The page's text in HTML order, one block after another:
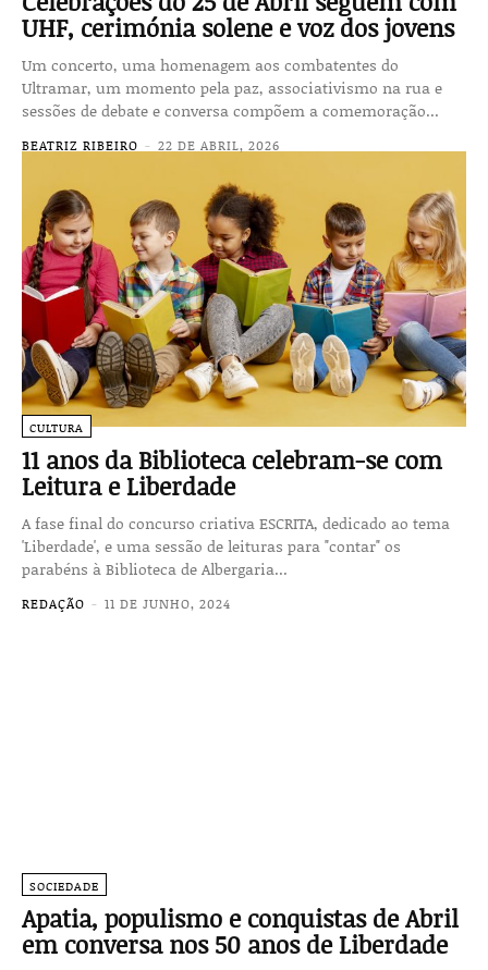
UHF, cerimónia solene e voz dos jovens
Um concerto, uma homenagem aos combatentes do
Ultramar, um momento pela paz, associativismo na rua e
sessões de debate e conversa compõem a comemoração...
BEATRIZ RIBEIRO - 22 DE ABRIL, 2026
CULTURA
11 anos da Biblioteca celebram-se com
Leitura e Liberdade
A fase final do concurso criativa ESCRITA, dedicado ao tema
'Liberdade', e uma sessão de leituras para "contar" os
parabéns à Biblioteca de Albergaria...
REDAÇÃO - 11 DE JUNHO, 2024
SOCIEDADE
Apatia, populismo e conquistas de Abril
em conversa nos 50 anos de Liberdade